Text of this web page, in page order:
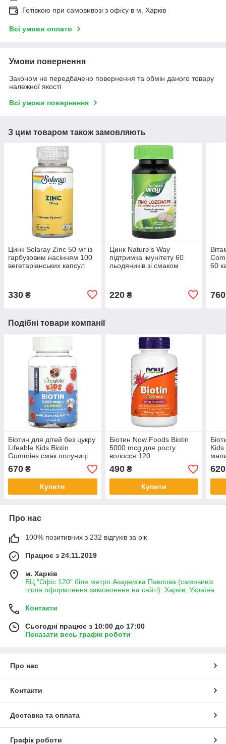
Готівкою при самовивозі з офісу в м. Харків
Всі умови оплати
Умови повернення
Законом не передбачено повернення та обмін даного товару
належної якості
Всі умови повернення
З цим товаром також замовляють
Цинк Solaray Zinc 50 мг із
гарбузовим насінням 100
вегетаріанських капсул
330 ₴
Цинк Nature's Way
підтримка імунітету 60
льодяників зі смаком
220₴
60
760
Подібні товари компанії
Біотин для дітей без цукру
Lifeable Kids Biotin
Gummies смак полуниці
60 мармеладок
670 ₴
Купити
Біотин Now Foods Biotin
5000 mcg для росту
волосся 120
вегетаріанських капсул
490₴
Купити
620
Про нас
100% позитивних з 232 відгуків за рік
Працює з 24.11.2019
м. Харків
БЦ "Офіс 120" біля метро Академіка Павлова (самовивіз
після оформлення замовлення на сайті), Харків, Україна
Контакти
Сьогодні працює з 10:00 до 17:00
Показати весь графік роботи
Про нас
Контакти
Доставка та оплата
Графік роботи